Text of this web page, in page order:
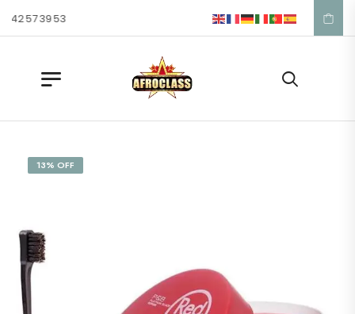
57 39 53
13% OFF